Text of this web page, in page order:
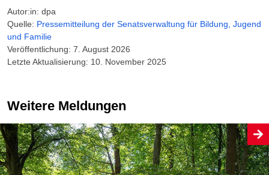
Autor:in: dpa
Quelle: Pressemitteilung der Senats­verwaltung für Bildung, Jugend
und Familie
Veröffentlichung: 7. August 2026
Letzte Aktualisierung: 10. November 2025
Weitere Meldungen